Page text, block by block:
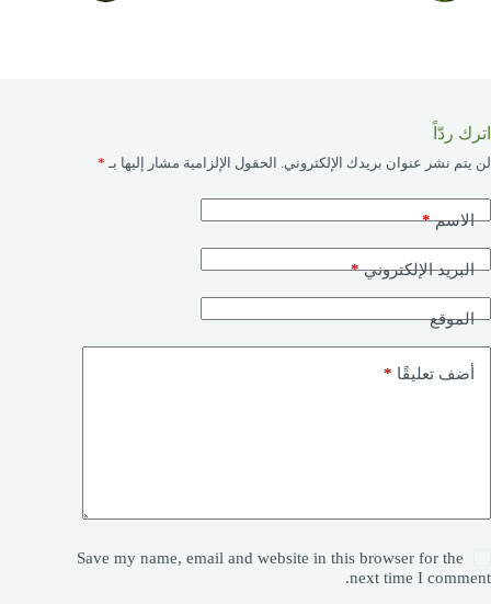
اترك ردّاً
لن يتم نشر عنوان بريدك الإلكتروني. الحقول الإلزامية مشار إليها بـ *
الاسم*
البريد الإلكتروني*
الموقع
أضف تعليقًا *
Save my name, email and website in this browser for the
next time I comment.